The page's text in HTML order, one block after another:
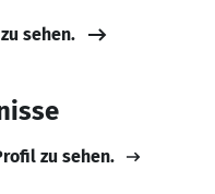
sehen.
zu sehen.